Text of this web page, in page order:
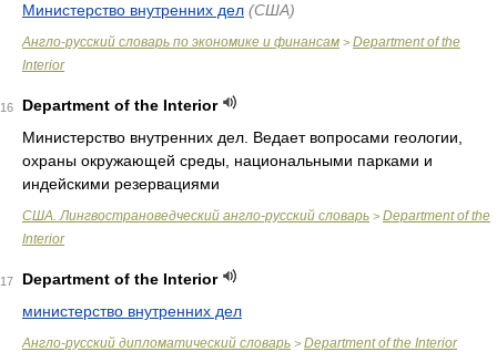
Министерство внутренних дел (США)
Англо-русский словарь по экономике и финансам > Department of the
Interior
16
Department of the Interior
Министерство внутренних дел. Ведает вопросами геологии,
охраны окружающей среды, национальными парками и
индейскими резервациями
США. Лингвострановедческий англо-русский словарь > Department of the
Interior
17
Department of the Interior
министерство внутренних дел
Англо-русский дипломатический словарь > Department of the Interior